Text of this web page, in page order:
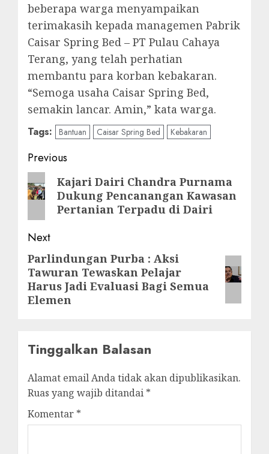
beberapa warga menyampaikan
terimakasih kepada managemen Pabrik
Caisar Spring Bed – PT Pulau Cahaya
Terang, yang telah perhatian
membantu para korban kebakaran.
“Semoga usaha Caisar Spring Bed,
semakin lancar. Amin,” kata warga.
Tags: Bantuan Caisar Spring Bed Kebakaran
Post
navigation
Previous
Previous
post:
Kajari Dairi Chandra Purnama
Dukung Pencanangan Kawasan
Pertanian Terpadu di Dairi
Next
Next
post:
Parlindungan Purba : Aksi
Tawuran Tewaskan Pelajar
Harus Jadi Evaluasi Bagi Semua
Elemen
Tinggalkan Balasan
Alamat email Anda tidak akan dipublikasikan.
Ruas yang wajib ditandai *
Komentar *